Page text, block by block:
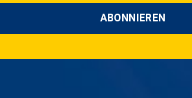
ABONNIEREN